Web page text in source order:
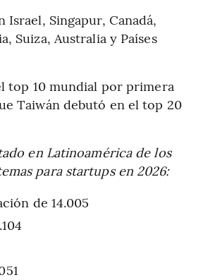
Israel, Singapur, Canadá,
Suiza, Australia y Países
top 10 mundial por primera
Taiwán debutó en el top 20
en Latinoamérica de los
para startups en 2026:
de 14.005